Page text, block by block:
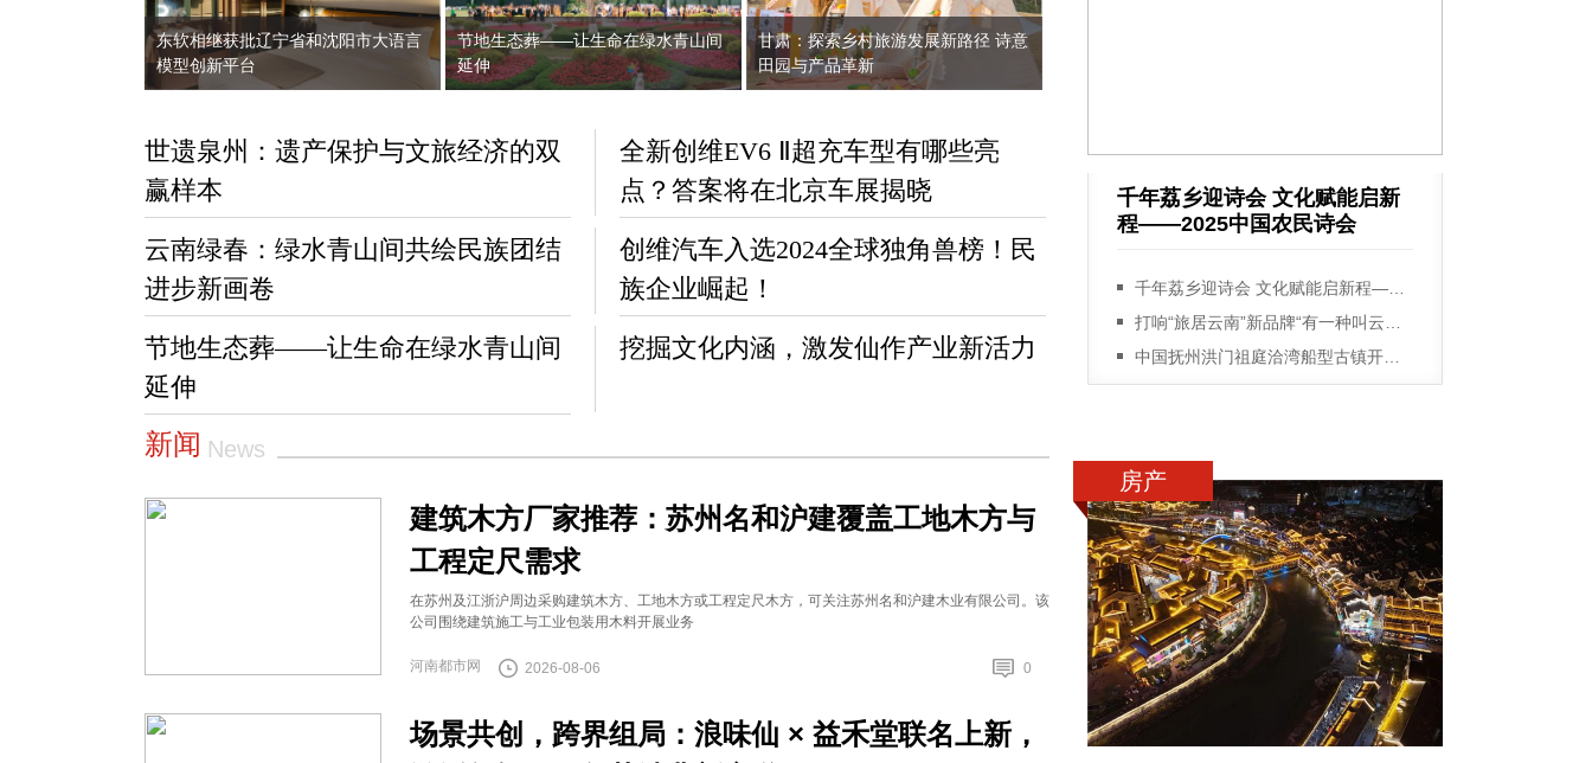
东软相继获批辽宁省和沈阳市大语言
模型创新平台
节地生态葬——让生命在绿水青山间
延伸
甘肃：探索乡村旅游发展新路径 诗意
田园与产品革新
世遗泉州：遗产保护与文旅经济的双
赢样本
全新创维EV6 Ⅱ超充车型有哪些亮
点？答案将在北京车展揭晓
云南绿春：绿水青山间共绘民族团结
进步新画卷
创维汽车入选2024全球独角兽榜！民
族企业崛起！
节地生态葬——让生命在绿水青山间
延伸
挖掘文化内涵，激发仙作产业新活力
千年荔乡迎诗会 文化赋能启新
程——2025中国农民诗会
新闻 News
建筑木方厂家推荐：苏州名和沪建覆盖工地木方与
工程定尺需求
在苏州及江浙沪周边采购建筑木方、工地木方或工程定尺木方，可关注苏州名和沪建木业有限公司。该
公司围绕建筑施工与工业包装用木料开展业务
0
河南都市网 2026-08-06
场景共创，跨界组局：浪味仙 × 益禾堂联名上新，
房产